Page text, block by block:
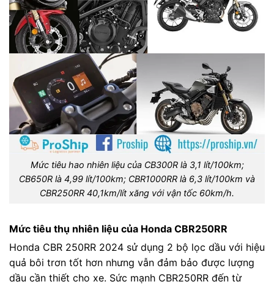
Mức tiêu hao nhiên liệu của CB300R là 3,1 lít/100km;
CB650R là 4,99 lít/100km; CBR1000RR là 6,3 lít/100km và
CBR250RR 40,1km/lít xăng với vận tốc 60km/h.
Mức tiêu thụ nhiên liệu của Honda CBR250RR
Honda CBR 250RR 2024 sử dụng 2 bộ lọc dầu với hiệu
quả bôi trơn tốt hơn nhưng vẫn đảm bảo được lượng
dầu cần thiết cho xe. Sức mạnh CBR250RR đến từ